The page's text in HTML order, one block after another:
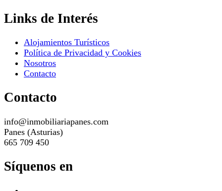
Links de Interés
Alojamientos Turísticos
Política de Privacidad y Cookies
Nosotros
Contacto
Contacto
info@inmobiliariapanes.com
Panes (Asturias)
665 709 450
Síquenos en